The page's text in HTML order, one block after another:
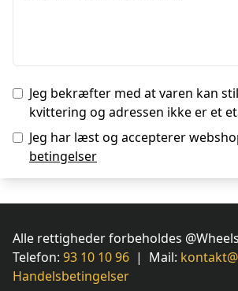
Jeg bekræfter med at varen kan
kvittering og adressen ikke er et
Jeg har læst og accepterer
betingelser
Alle rettigheder forbeholdes
Telefon: 93 10 10 96 | Mail:
Handelsbetingelser